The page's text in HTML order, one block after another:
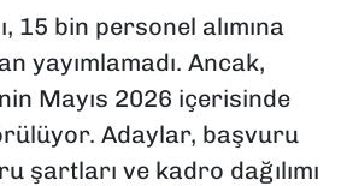
15 bin personel alımına
yayımlamadı. Ancak,
Mayıs 2026 içerisinde
Adaylar, başvuru
şartları ve kadro dağılımı